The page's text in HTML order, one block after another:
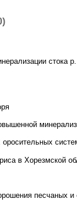
в Хорезмской
песчаных